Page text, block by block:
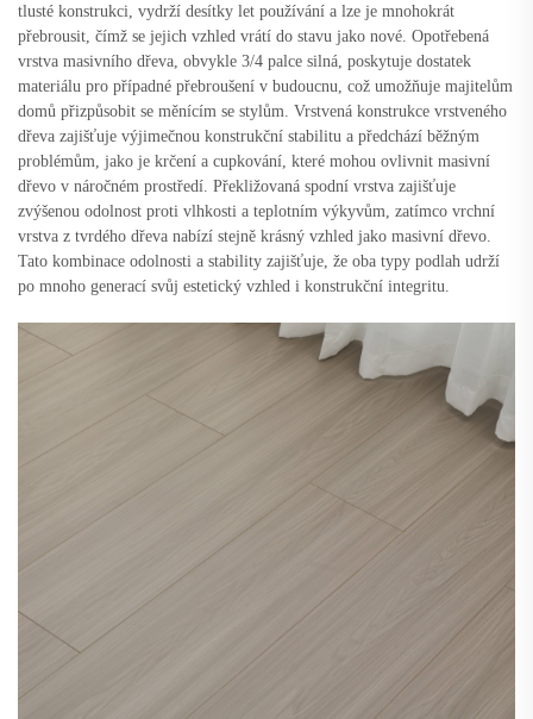
tlusté konstrukci, vydrží desítky let používání a lze je mnohokrát
přebrousit, čímž se jejich vzhled vrátí do stavu jako nové. Opotřebená
vrstva masivního dřeva, obvykle 3/4 palce silná, poskytuje dostatek
materiálu pro případné přebroušení v budoucnu, což umožňuje majitelům
domů přizpůsobit se měnícím se stylům. Vrstvená konstrukce vrstveného
dřeva zajišťuje výjimečnou konstrukční stabilitu a předchází běžným
problémům, jako je krčení a cupkování, které mohou ovlivnit masivní
dřevo v náročném prostředí. Překližovaná spodní vrstva zajišťuje
zvýšenou odolnost proti vlhkosti a teplotním výkyvům, zatímco vrchní
vrstva z tvrdého dřeva nabízí stejně krásný vzhled jako masivní dřevo.
Tato kombinace odolnosti a stability zajišťuje, že oba typy podlah udrží
po mnoho generací svůj estetický vzhled i konstrukční integritu.